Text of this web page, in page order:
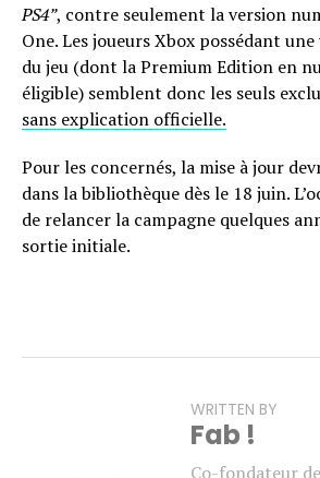
PS4”, contre seulement la version
One. Les joueurs Xbox possédant
du jeu (dont la Premium Edition en
éligible) semblent donc les seuls
sans explication officielle.
Pour les concernés, la mise à jour
dans la bibliothèque dès le 18 juin.
de relancer la campagne quelques
sortie initiale.
WRITTEN BY
Fab !
Co-fondateur